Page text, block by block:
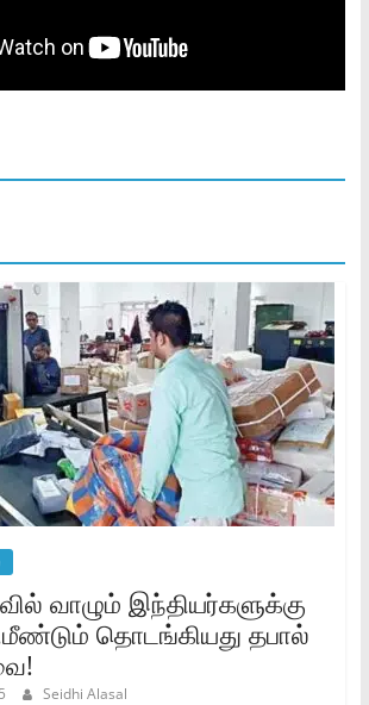
வாழும் இந்தியர்களுக்கு
தொடங்கியது தபால்
Seidhi Alasal